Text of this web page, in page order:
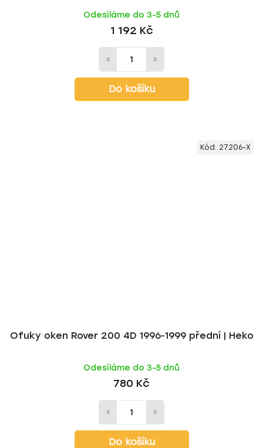
Odesíláme do 3-5 dnů
1 192 Kč
Do košíku
Ofuky oken Rover 200 4D 1996-1999 přední | Heko
Odesíláme do 3-5 dnů
780 Kč
Do košíku
Kód: 27206-X